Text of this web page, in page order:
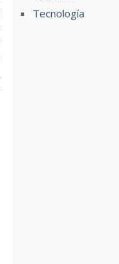
Tecnología